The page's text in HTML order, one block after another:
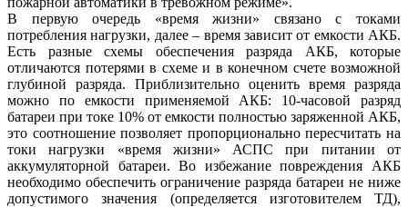
В первую очередь «время жизни» связано с токами
потребления нагрузки, далее – время зависит от емкости АКБ.
Есть разные схемы обеспечения разряда АКБ, которые
отличаются потерями в схеме и в конечном счете возможной
глубиной разряда. Приблизительно оценить время разряда
можно по емкости применяемой АКБ: 10-часовой разряд
батареи при токе 10% от емкости полностью заряженной АКБ,
это соотношение позволяет пропорционально пересчитать на
токи нагрузки «время жизни» АСПС при питании от
аккумуляторной батареи. Во избежание повреждения АКБ
необходимо обеспечить ограничение разряда батареи не ниже
допустимого значения (определяется изготовителем ТД),